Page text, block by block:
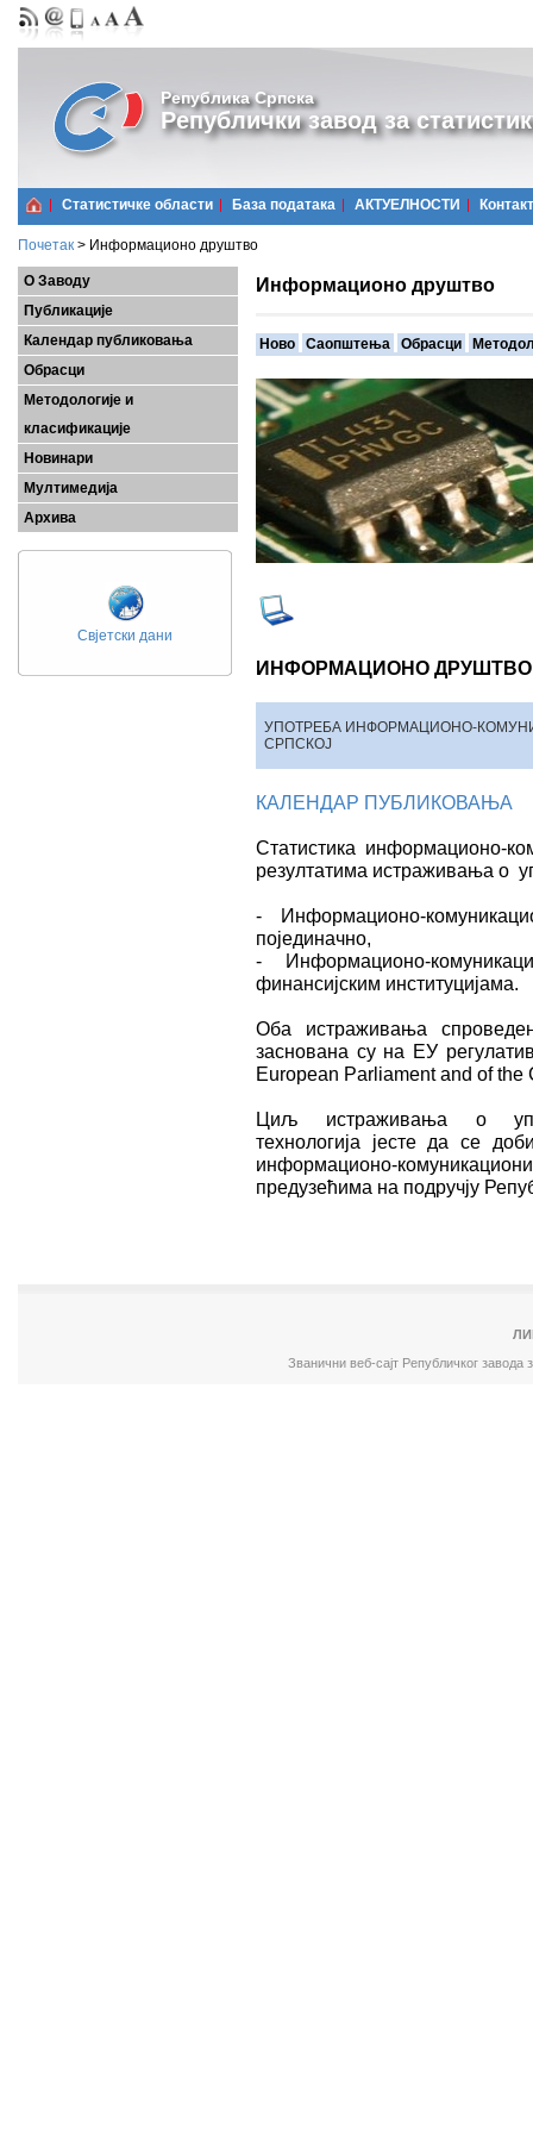
Република Српска
Републички завод за
Статистичке области Базa података АКТУЕЛНОСТИ Контакт
Почетак > Информационо друштво
О Заводу
Публикације
Календар публиковања
Обрасци
Методологије и
класификације
Новинари
Мултимедија
Архива
Свјетски дани
Информационо друштво
Ново Саопштења Обрасци
ИНФОРМАЦИОНО
УПОТРЕБА ИНФОРМАЦИОНО-
СРПСКОЈ
КАЛЕНДАР ПУБЛИКОВАЊА
Статистика информационо-
резултатима истраживања о
- Информационо-
појединачно,
- Информационо-
финансијским институцијама.
Оба истраживања
заснована су на ЕУ
European Parliament and of the
Циљ истраживања о
технологија јесте да се
информационо-
предузећима на подручју
Званични веб-сајт Републичког